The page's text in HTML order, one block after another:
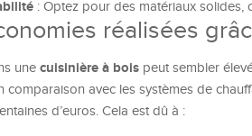
: Optez pour des matériaux solides,
réalisées
une cuisinière à bois peut sembler
comparaison avec les systèmes de
d’euros. Cela est dû à :